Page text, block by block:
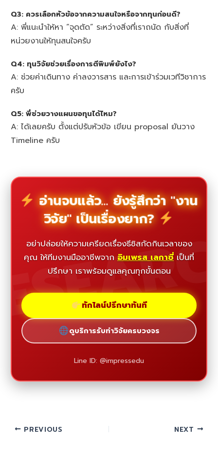
Q3: ควรเลือกหัวข้อจากความสนใจหรือจากทุนก่อนดี?
A: พี่แนะนำให้หา “จุดตัด” ระหว่างสิ่งที่เราถนัด กับสิ่งที่
หน่วยงานให้ทุนสนใจครับ
Q4: ทุนวิจัยช่วยเรื่องการตีพิมพ์ยังไง?
A: ช่วยค่าเดินทาง ค่าลงวารสาร และการเข้าร่วมเวทีวิชาการ
ครับ
Q5: พี่ช่วยวางแผนขอทุนได้ไหม?
A: ได้เลยครับ ตั้งแต่ปรับหัวข้อ เขียน proposal ยันวาง
Timeline ครับ
อ่านจบแล้ว... ยังรู้สึกว่า "งาน
วิจัย" เป็นเรื่องยาก?
อย่าปล่อยให้ความเครียดเรื่องธีซิสกัดกินเวลาของ
คุณ ให้ทีมงานมืออาชีพจาก อิมเพรส เลกาซี่ เป็นที่
ปรึกษา เราพร้อมดูแลคุณทุกขั้นตอน
ทักไลน์ปรึกษาทันที
ดูบริการรับทำวิจัยครบวงจร
Line ID: @impressedu
PREVIOUS NEXT